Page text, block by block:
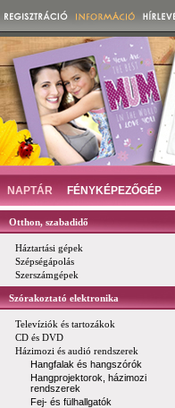
NAPTÁR FÉNYKÉPEZŐGÉP
Otthon, szabadidő
Háztartási gépek
Szépségápolás
Szerszámgépek
Szórakoztató elektronika
Televíziók és tartozákok
CD és DVD
Házimozi és audió rendszerek
Hangfalak és hangszórók
Hangprojektorok, házimozi
rendszerek
Fej- és fülhallgatók